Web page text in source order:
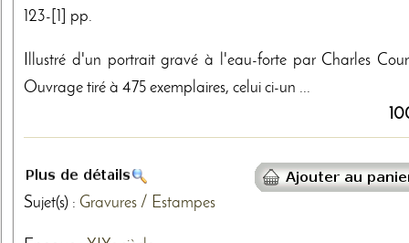
123-[1] pp.
Illustré d'un portrait gravé à l'eau-forte par Charles
Ouvrage tiré à 475 exemplaires, celui ci-un ...
Sujet(s) : Gravures / Estampes